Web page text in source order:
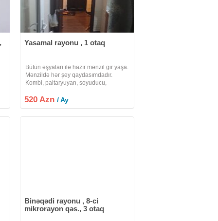
Yasamal rayonu , 1 otaq
Bütün əşyaları ilə hazır mənzil gir yaşa.
Mənzildə hər şey qaydasımdadır.
Kombi, paltaryuyan, soyuducu,
əşyalar təzədi.
520 Azn/ Ay
Binəqədi rayonu , 8-ci
mikrorayon qəs., 3 otaq